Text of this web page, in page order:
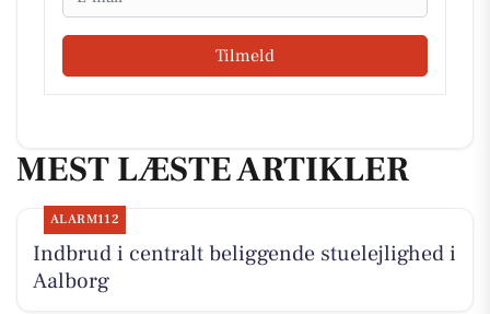
Tilmeld
MEST LÆSTE ARTIKLER
ALARM112
Indbrud i centralt beliggende stuelejlighed i
Aalborg